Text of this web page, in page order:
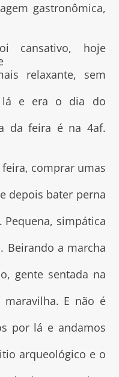
gastronômica,
cansativo, hoje
relaxante, sem
lá e era o dia do
da feira é na 4af.
comprar umas
depois bater perna
Pequena, simpática
Beirando a marcha
gente sentada na
E não é
por lá e andamos
arqueológico e o